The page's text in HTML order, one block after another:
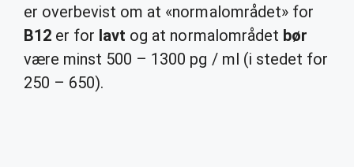
er overbevist om at «normalområdet» for
B12 er for lavt og at normalområdet bør
være minst 500 – 1300 pg / ml (i stedet for
250 – 650).